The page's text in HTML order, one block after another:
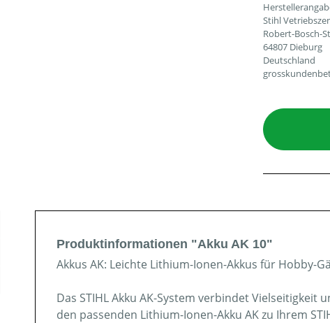
Stihl
Robert-Bosch-
64807 Dieburg
Deutschland
Produktinformationen "Akku AK 10"
Akkus AK: Leichte Lithium-Ionen-Akkus für Hobby-
Das STIHL Akku AK-System verbindet
den passenden Lithium-Ionen-Akku AK zu Ihrem